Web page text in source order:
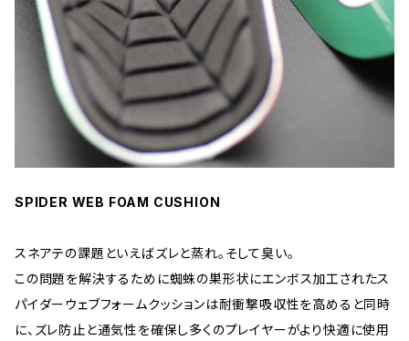
SPIDER WEB FOAM CUSHION
スネアテの課題といえばズレと蒸れ。そして臭い。
この問題を解決するために蜘蛛の巣形状にエンボス加工されたス
パイダーウェブフォームクッションは耐衝撃吸収性を高めると同時
に、ズレ防止と通気性を確保し多くのプレイヤーがより快適に使用